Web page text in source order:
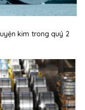
kim trong quý 2